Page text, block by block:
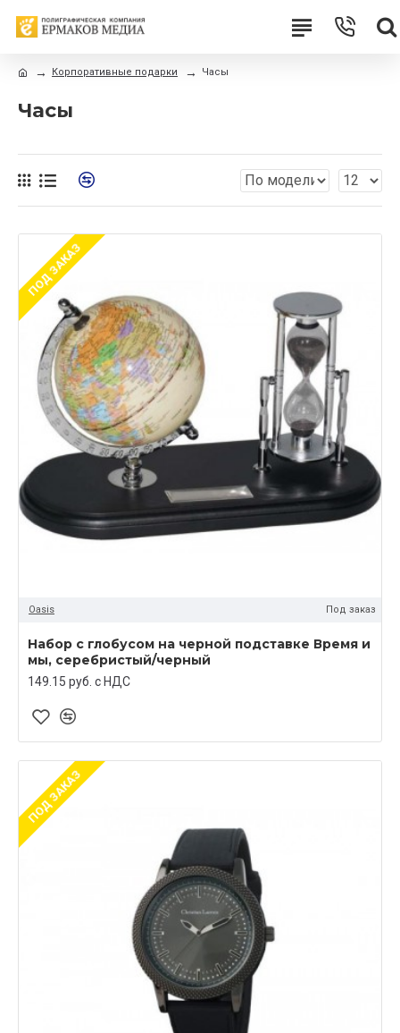
Корпоративные подарки Часы
Часы
ПОД ЗАКАЗ
Oasis Под заказ
Набор с глобусом на черной подставке Время и
мы, серебристый/черный
149.15 руб. c НДС
ПОД ЗАКАЗ